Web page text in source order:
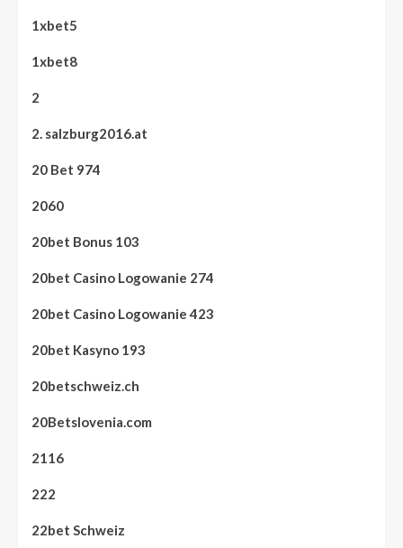
1xbet5
1xbet8
2
2. salzburg2016.at
20 Bet 974
2060
20bet Bonus 103
20bet Casino Logowanie 274
20bet Casino Logowanie 423
20bet Kasyno 193
20betschweiz.ch
20Betslovenia.com
2116
222
22bet Schweiz